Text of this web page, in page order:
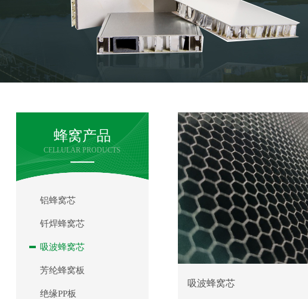
蜂窝产品
CELLULAR PRODUCTS
铝蜂窝芯
钎焊蜂窝芯
吸波蜂窝芯
芳纶蜂窝板
绝缘PP板
吸波蜂窝芯